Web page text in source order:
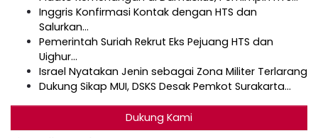
Inggris Konfirmasi Kontak dengan HTS dan
Salurkan…
Pemerintah Suriah Rekrut Eks Pejuang HTS dan
Uighur…
Israel Nyatakan Jenin sebagai Zona Militer Terlarang
Dukung Sikap MUI, DSKS Desak Pemkot Surakarta…
Dukung Kami